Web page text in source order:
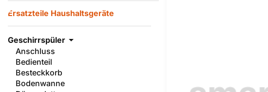
Ersatzteile Haushaltsgeräte
Geschirrspüler
Anschluss
Bedienteil
Besteckkorb
Bodenwanne